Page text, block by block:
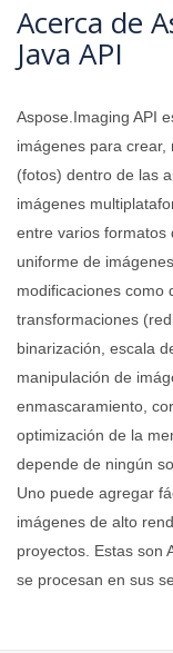
Acerca de
Java API
Aspose.Imaging API
imágenes para
(fotos) dentro de las
imágenes
entre varios formatos
uniforme de
modificaciones como
transformaciones
binarización, escala
manipulación de
enmascaramiento,
optimización de la
depende de ningún
Uno puede agregar
imágenes de alto
proyectos. Estas son
se procesan en sus